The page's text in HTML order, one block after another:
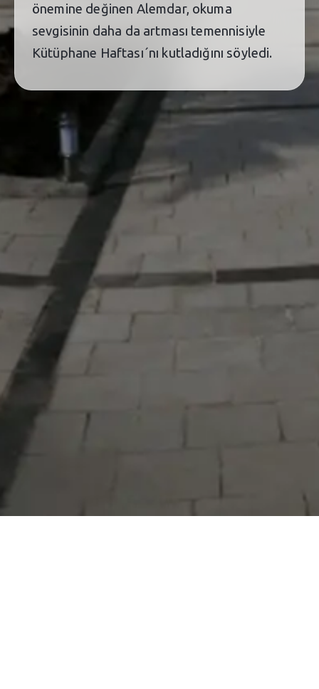
önemine değinen Alemdar, okuma
sevgisinin daha da artması temennisiyle
Kütüphane Haftası´nı kutladığını söyledi.